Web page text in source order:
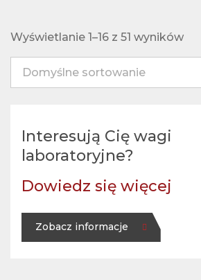
Wyświetlanie 1–16 z 51 wyników
Interesują Cię wagi
laboratoryjne?
Dowiedz się więcej
Zobacz informacje